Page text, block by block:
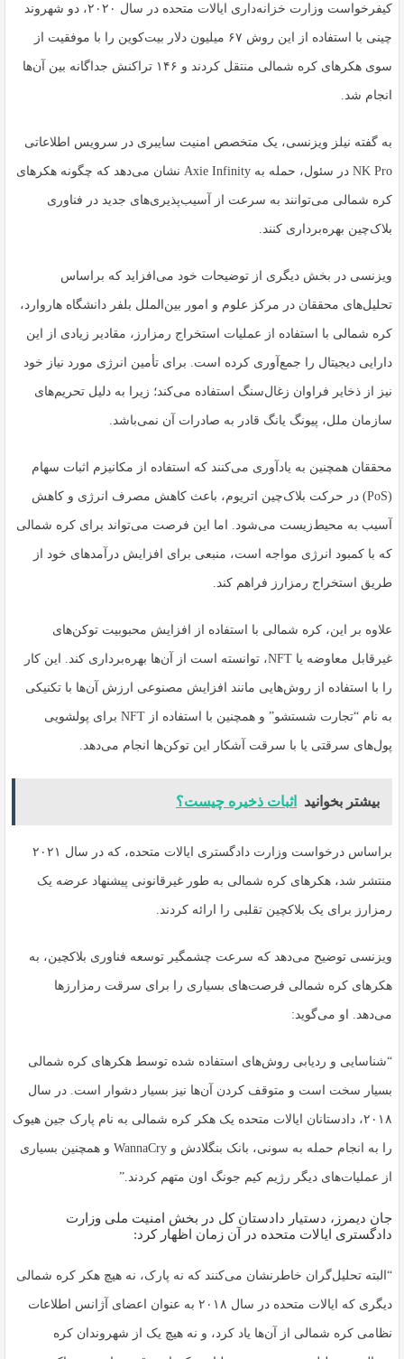
کیفرخواست وزارت خزانه‌داری ایالات متحده در سال ۲۰۲۰، دو شهروند
چینی با استفاده از این روش ۶۷ میلیون دلار بیت‌کوین را با موفقیت از
سوی هکرهای کره شمالی منتقل کردند و ۱۴۶ تراکنش جداگانه بین آن‌ها
انجام شد.
به گفته نیلز ویزنسی، یک متخصص امنیت سایبری در سرویس اطلاعاتی
NK Pro در سئول، حمله به Axie Infinity نشان می‌دهد که چگونه هکرهای
کره شمالی می‌توانند به سرعت از آسیب‌پذیری‌های جدید در فناوری
بلاک‌چین بهره‌برداری کنند.
ویزنسی در بخش دیگری از توضیحات خود می‌افزاید که براساس
تحلیل‌های محققان در مرکز علوم و امور بین‌الملل بلفر دانشگاه هاروارد،
کره شمالی با استفاده از عملیات استخراج رمزارز، مقادیر زیادی از این
دارایی دیجیتال را جمع‌آوری کرده است. برای تأمین انرژی مورد نیاز خود
نیز از ذخایر فراوان زغال‌سنگ استفاده می‌کند؛ زیرا به دلیل تحریم‌های
سازمان ملل، پیونگ یانگ قادر به صادرات آن نمی‌باشد.
محققان همچنین به یادآوری می‌کنند که استفاده از مکانیزم اثبات سهام
(PoS) در حرکت بلاک‌چین اتریوم، باعث کاهش مصرف انرژی و کاهش
آسیب به محیط‌زیست می‌شود. اما این فرصت می‌تواند برای کره شمالی
که با کمبود انرژی مواجه است، منبعی برای افزایش درآمدهای خود از
طریق استخراج رمزارز فراهم کند.
علاوه بر این، کره شمالی با استفاده از افزایش محبوبیت توکن‌های
غیرقابل معاوضه یا NFT، توانسته است از آن‌ها بهره‌برداری کند. این کار
را با استفاده از روش‌هایی مانند افزایش مصنوعی ارزش آن‌ها با تکنیکی
به نام “تجارت شستشو” و همچنین با استفاده از NFT برای پولشویی
پول‌های سرقتی یا با سرقت آشکار این توکن‌ها انجام می‌دهد.
بیشتر بخوانید اثبات ذخیره چیست؟
براساس درخواست وزارت دادگستری ایالات متحده، که در سال ۲۰۲۱
منتشر شد، هکرهای کره شمالی به طور غیرقانونی پیشنهاد عرضه یک
رمزارز برای یک بلاکچین تقلبی را ارائه کردند.
ویزنسی توضیح می‌دهد که سرعت چشمگیر توسعه فناوری بلاکچین، به
هکرهای کره شمالی فرصت‌های بسیاری را برای سرقت رمزارزها
می‌دهد. او می‌گوید:
“شناسایی و ردیابی روش‌های استفاده شده توسط هکرهای کره شمالی
بسیار سخت است و متوقف کردن آن‌ها نیز بسیار دشوار است. در سال
۲۰۱۸، دادستانان ایالات متحده یک هکر کره شمالی به نام پارک جین هیوک
را به انجام حمله به سونی، بانک بنگلادش و WannaCry و همچنین بسیاری
از عملیات‌های دیگر رژیم کیم جونگ اون متهم کردند.”
جان دیمرز، دستیار دادستان کل در بخش امنیت ملی وزارت
دادگستری ایالات متحده در آن زمان اظهار کرد:
“البته تحلیل‌گران خاطرنشان می‌کنند که نه پارک، نه هیچ هکر کره شمالی
دیگری که ایالات متحده در سال ۲۰۱۸ به عنوان اعضای آژانس اطلاعات
نظامی کره شمالی از آن‌ها یاد کرد، و نه هیچ یک از شهروندان کره